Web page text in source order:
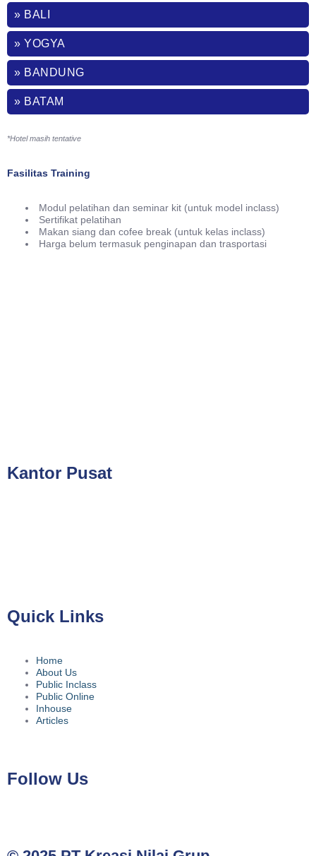
» BALI
» YOGYA
» BANDUNG
» BATAM
*Hotel masih tentative
Fasilitas Training
Modul pelatihan dan seminar kit (untuk model inclass)
Sertifikat pelatihan
Makan siang dan cofee break (untuk kelas inclass)
Harga belum termasuk penginapan dan trasportasi
Kantor Pusat
Quick Links
Home
About Us
Public Inclass
Public Online
Inhouse
Articles
Follow Us